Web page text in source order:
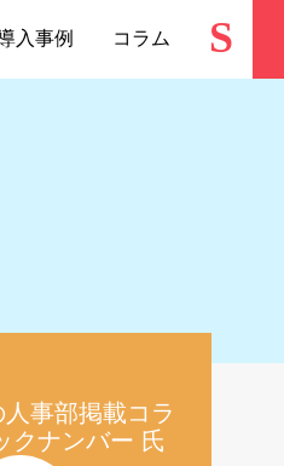
入事例 コラム S
人事部掲載コラ
クナンバー 氏